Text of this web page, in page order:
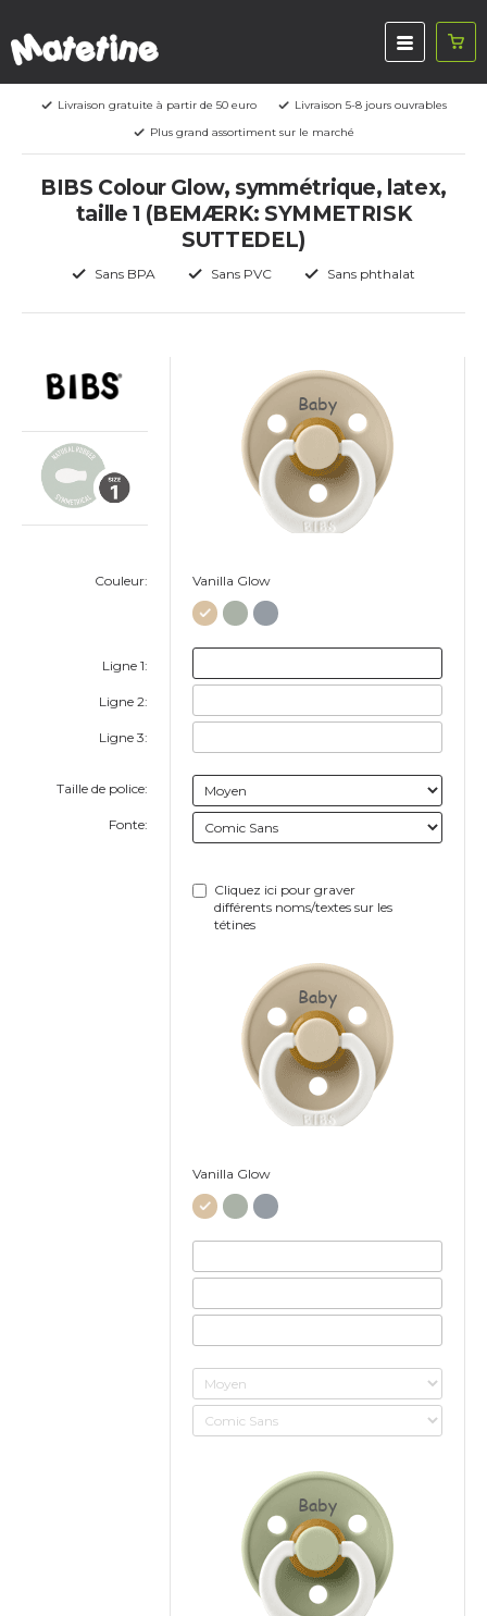
Livraison gratuite à partir de 50 euro
Livraison 5-8 jours ouvrables
Plus grand assortiment sur le marché
BIBS Colour Glow, symmétrique, latex,
taille 1 (BEMÆRK: SYMMETRISK
SUTTEDEL)
Sans BPA Sans PVC Sans phthalat
Couleur:
Ligne 1:
Ligne 2:
Ligne 3:
Taille de police:
Fonte:
Baby
Vanilla Glow
Cliquez ici pour graver
différents noms/textes sur les
tétines
Baby
Vanilla Glow
Baby